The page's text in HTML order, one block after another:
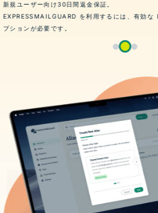
新規ユーザー向け30日間返金保証。
EXPRESSMAILGUARD を利用するには、有効
プションが必要です。